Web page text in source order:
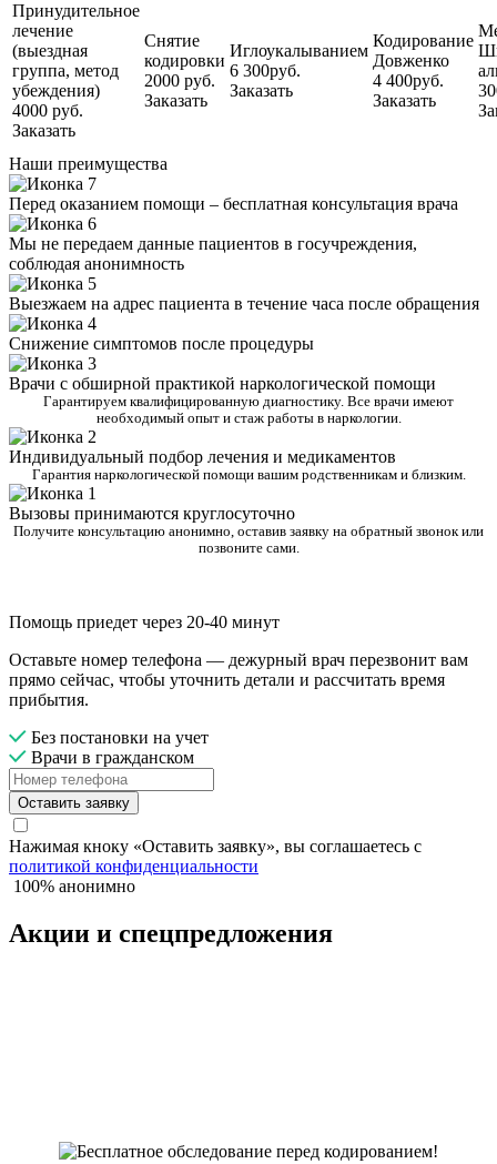
Принудительное
лечение
(выездная
группа, метод
убеждения)
4000 руб.
Заказать
Снятие
кодировки
2000 руб.
Заказать
Иглоукалыванием
6 300руб.
Заказать
Кодирование
Довженко
4 400руб.
Заказать
Наши преимущества
Перед оказанием помощи – бесплатная консультация врача
Мы не передаем данные пациентов в госучреждения,
соблюдая анонимность
Выезжаем на адрес пациента в течение часа после обращения
Снижение симптомов после процедуры
Врачи с обширной практикой наркологической помощи
Гарантируем квалифицированную диагностику. Все врачи имеют
необходимый опыт и стаж работы в наркологии.
Индивидуальный подбор лечения и медикаментов
Гарантия наркологической помощи вашим родственникам и близким.
Вызовы принимаются круглосуточно
Получите консультацию анонимно, оставив заявку на обратный звонок или
позвоните сами.
Помощь приедет через 20-40 минут
Оставьте номер телефона — дежурный врач перезвонит вам
прямо сейчас, чтобы уточнить детали и рассчитать время
прибытия.
Без постановки на учет
Врачи в гражданском
Оставить заявку
Нажимая кноку «Оставить заявку», вы соглашаетесь с
политикой конфиденциальности
100% анонимно
Акции и спецпредложения